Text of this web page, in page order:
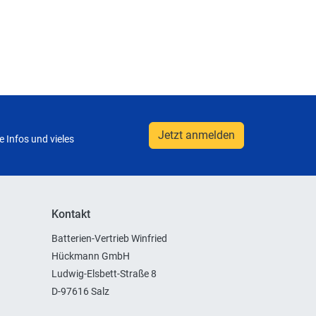
Infos und vieles Jetzt anmelden
Kontakt
Batterien-Vertrieb Winfried
Hückmann GmbH
Ludwig-Elsbett-Straße 8
D-97616 Salz